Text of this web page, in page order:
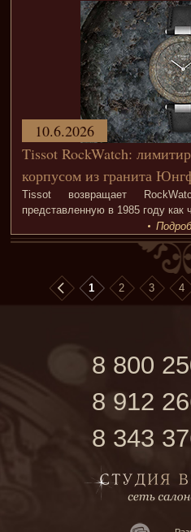
Tissot RockWatch:
корпусом из гранита
Tissot возвращает
представленную в 1985 году как
10.6.2026
1 2 3 4
8 800
8 912
8 343